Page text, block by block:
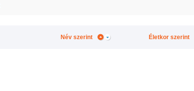
Név szerint Életkor szerint